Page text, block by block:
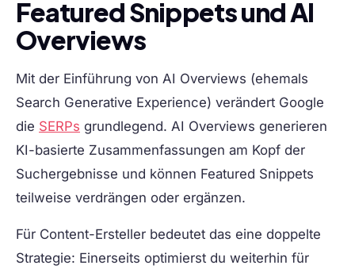
Featured Snippets und AI
Overviews
Mit der Einführung von AI Overviews (ehemals
Search Generative Experience) verändert Google
die SERPs grundlegend. AI Overviews generieren
KI-basierte Zusammenfassungen am Kopf der
Suchergebnisse und können Featured Snippets
teilweise verdrängen oder ergänzen.
Für Content-Ersteller bedeutet das eine doppelte
Strategie: Einerseits optimierst du weiterhin für